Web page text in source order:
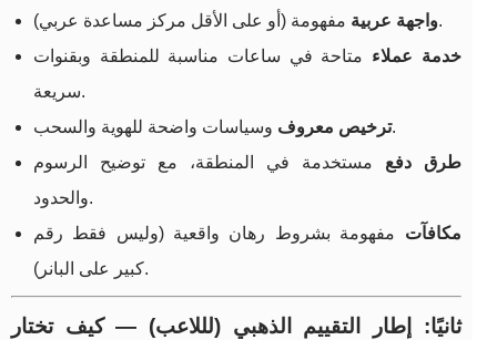
واجهة عربيةمفهومة (أو على الأقل مركز مساعدة عربي).
خدمة عملاء متاحة في ساعات مناسبة للمنطقة وبقنوات
سريعة.
ترخيص معروفوسياسات واضحة للهوية والسحب.
طرق دفع مستخدمة في المنطقة، مع توضيح الرسوم
والحدود.
مكافآت مفهومة بشروط رهان واقعية (وليس فقط رقم
كبير على البانر).
ثانيًا: إطار التقييم الذهبي (لللاعب) — كيف تختار